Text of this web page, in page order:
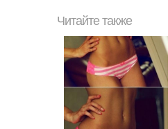
Читайте также